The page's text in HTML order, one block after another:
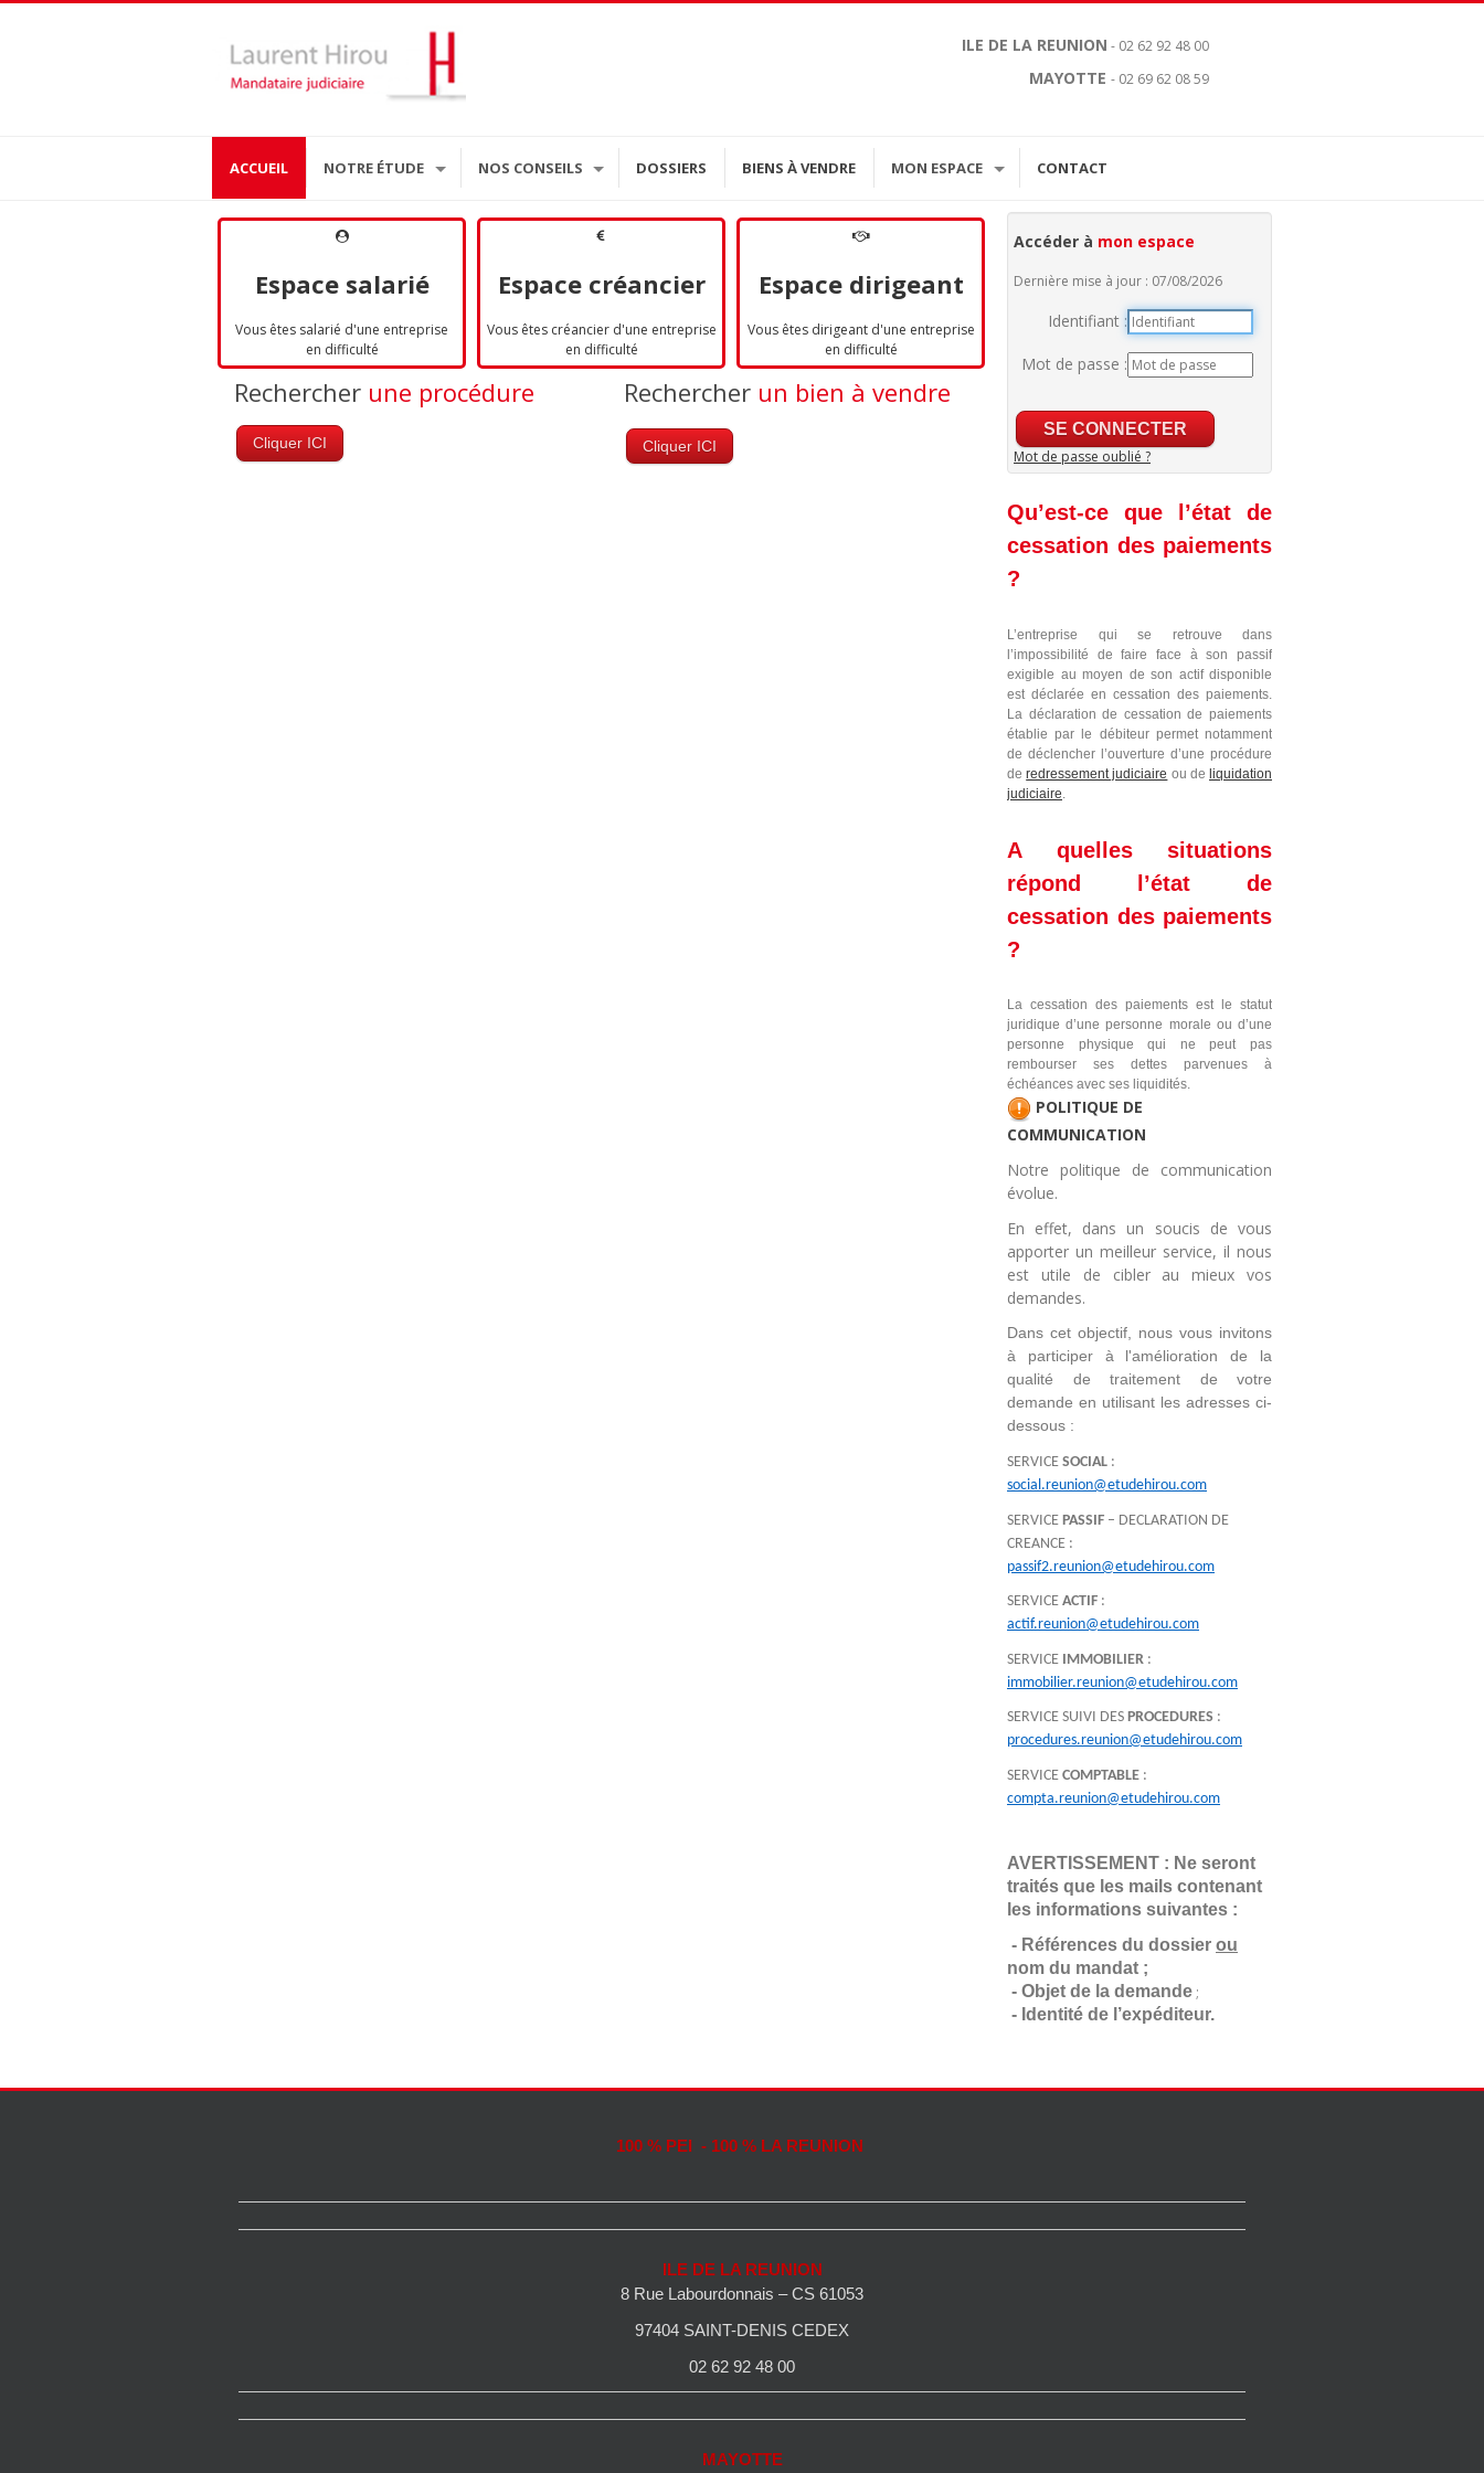
ILE DE LA REUNION - 02 62 92 48 00
MAYOTTE- 02 69 62 08 59
ACCUEIL NOTRE ÉTUDE NOS CONSEILS DOSSIERS BIENS À VENDRE MON ESPACE CONTACT
Accéder à mon espace
Dernière mise à jour : 07/08/2026
Identifiant :
Mot de passe :
Mot de passe oublié ?
Qu’est-ce que l’état de
cessation des paiements
?
L’entreprise qui se retrouve dans
l’impossibilité de faire face à son passif
exigible au moyen de son actif disponible
est déclarée en cessation des paiements.
La déclaration de cessation de paiements
établie par le débiteur permet notamment
de déclencher l’ouverture d’une procédure
deredressement judiciaire ou de liquidation
judiciaire.
A quelles situations
répond l’état de
cessation des paiements
?
La cessation des paiements est le statut
juridique d’une personne morale ou d’une
personne physique qui ne peut pas
rembourser ses dettes parvenues à
échéances avec ses liquidités.
POLITIQUE DE
COMMUNICATION
Notre politique de communication
évolue.
En effet, dans un soucis de vous
apporter un meilleur service, il nous
est utile de cibler au mieux vos
demandes.
Dans cet objectif, nous vous invitons
à participer à l'amélioration de la
qualité de traitement de votre
demande en utilisant les adresses ci-
dessous :
SERVICE SOCIAL :
social.reunion@etudehirou.com
SERVICE PASSIF – DECLARATION DE
CREANCE :
passif2.reunion@etudehirou.com
SERVICE ACTIF :
actif.reunion@etudehirou.com
SERVICE IMMOBILIER :
immobilier.reunion@etudehirou.com
SERVICE SUIVI DES PROCEDURES :
procedures.reunion@etudehirou.com
SERVICE COMPTABLE :
compta.reunion@etudehirou.com
AVERTISSEMENT : Ne seront
traités que les mails contenant
les informations suivantes :
- Références du dossier ou
nom du mandat ;
- Objet de la demande ;
- Identité de l’expéditeur.
Espace salarié
Vous êtes salarié d'une entreprise
en difficulté
Espace créancier
Vous êtes créancier d'une entreprise
en difficulté
Espace dirigeant
Vous êtes dirigeant d'une entreprise
en difficulté
Rechercher une procédure
Cliquer ICI
Rechercher un bien à vendre
Cliquer ICI
100 % PEI - 100 % LA REUNION
ILE DE LA REUNION
8 Rue Labourdonnais – CS 61053
97404 SAINT-DENIS CEDEX
02 62 92 48 00
MAYOTTE